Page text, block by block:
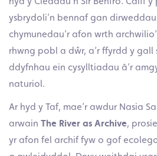
ysbrydoli’n bennaf gan
chymunedau’r afon wrth
rhwng pobl a dŵr, a’r ffyrdd y gall
ddyfnhau ein cysylltiadau â’r
naturiol.
Ar hyd y Taf, mae’r awdur Nasia
arwain The River as Archive,
yr afon fel archif fyw o gof